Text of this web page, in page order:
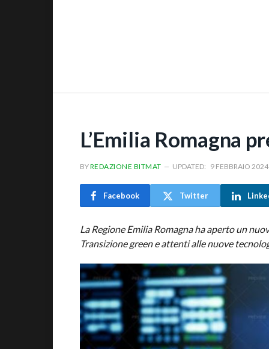
L’Emilia Romagna
BYREDAZIONE BITMAT UPDATED: 9 FEBBRAIO 2024
Facebook Twitter
La Regione Emilia Romagna ha aperto un
Transizione green e attenti alle nuove